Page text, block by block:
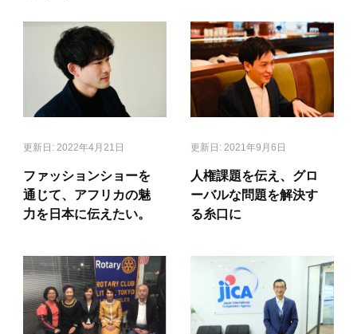
更新日: 2022年4月21日
ファッションショーを
通じて、アフリカの魅
力を日本に伝えたい。
更新日: 2021年9月6日
人権課題を伝え、グロ
ーバルな問題を解決す
る糸口に